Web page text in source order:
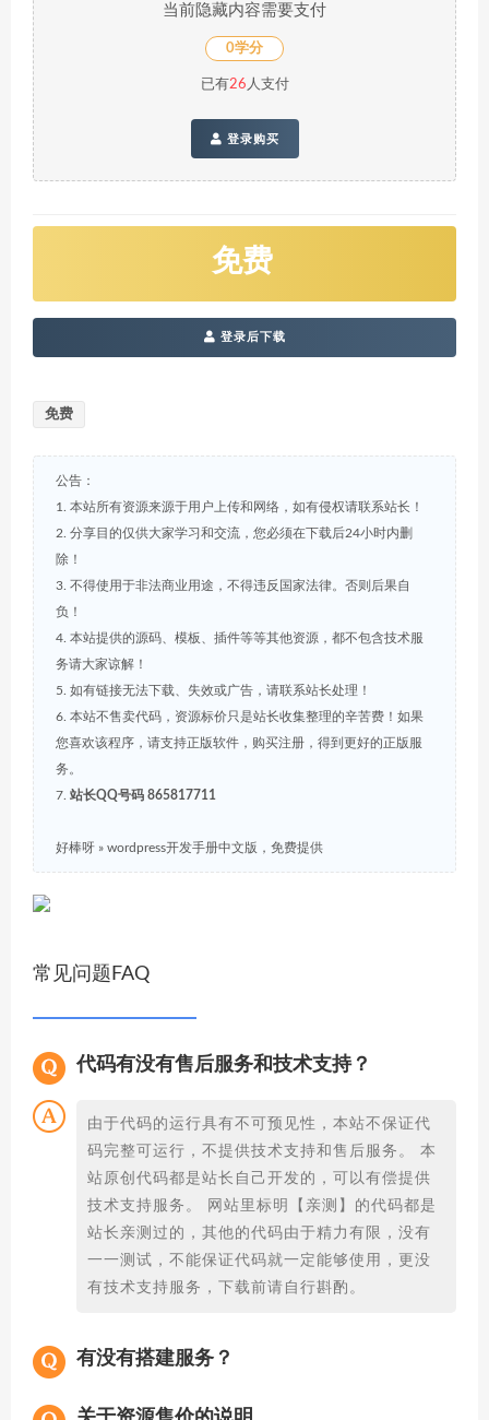
当前隐藏内容需要支付
0学分
已有26 人支付
登录购买
免费
登录后下载
免费
公告：
1. 本站所有资源来源于用户上传和网络，如有侵权请联系站长！
2. 分享目的仅供大家学习和交流，您必须在下载后24小时内删
除！
3. 不得使用于非法商业用途，不得违反国家法律。否则后果自
负！
4. 本站提供的源码、模板、插件等等其他资源，都不包含技术服
务请大家谅解！
5. 如有链接无法下载、失效或广告，请联系站长处理！
6. 本站不售卖代码，资源标价只是站长收集整理的辛苦费！如果
您喜欢该程序，请支持正版软件，购买注册，得到更好的正版服
务。
7. 站长QQ号码 865817711
好棒呀 » wordpress开发手册中文版，免费提供
常见问题FAQ
代码有没有售后服务和技术支持？
由于代码的运行具有不可预见性，本站不保证代
码完整可运行，不提供技术支持和售后服务。 本
站原创代码都是站长自己开发的，可以有偿提供
技术支持服务。 网站里标明【亲测】的代码都是
站长亲测过的，其他的代码由于精力有限，没有
一一测试，不能保证代码就一定能够使用，更没
有技术支持服务，下载前请自行斟酌。
有没有搭建服务？